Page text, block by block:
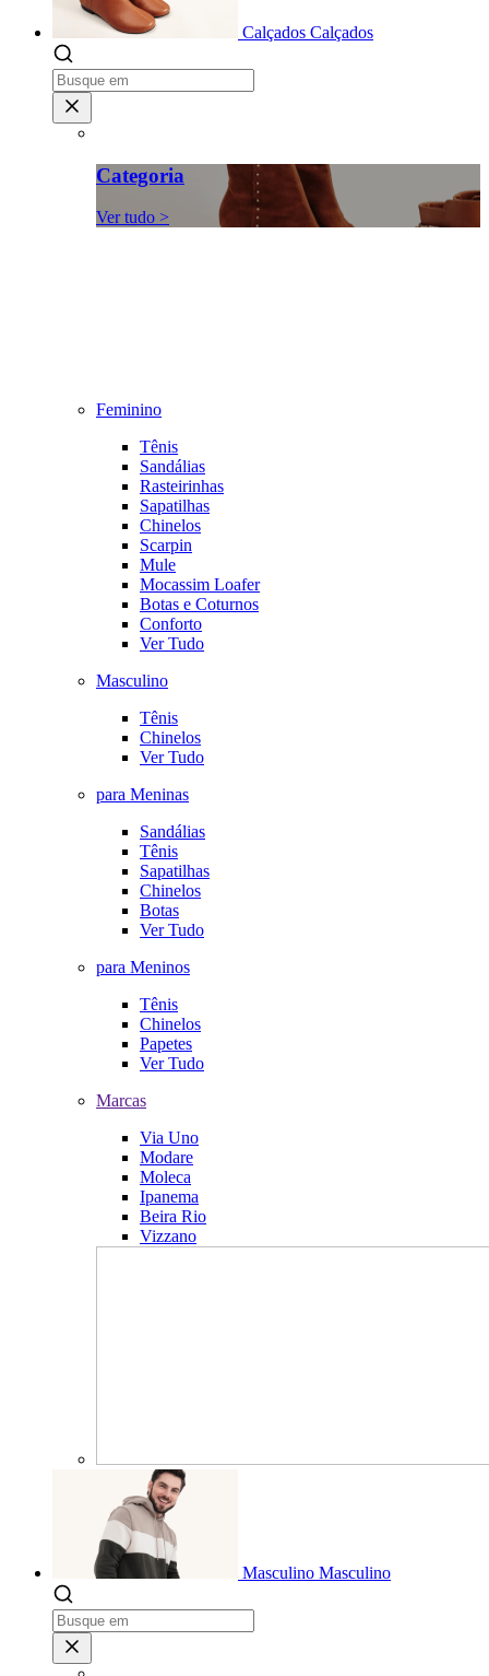
Calçados Calçados
Categoria
Ver tudo >
Feminino
Tênis
Sandálias
Rasteirinhas
Sapatilhas
Chinelos
Scarpin
Mule
Mocassim Loafer
Botas e Coturnos
Conforto
Ver Tudo
Masculino
Tênis
Chinelos
Ver Tudo
para Meninas
Sandálias
Tênis
Sapatilhas
Chinelos
Botas
Ver Tudo
para Meninos
Tênis
Chinelos
Papetes
Ver Tudo
Marcas
Via Uno
Modare
Moleca
Ipanema
Beira Rio
Vizzano
Masculino Masculino